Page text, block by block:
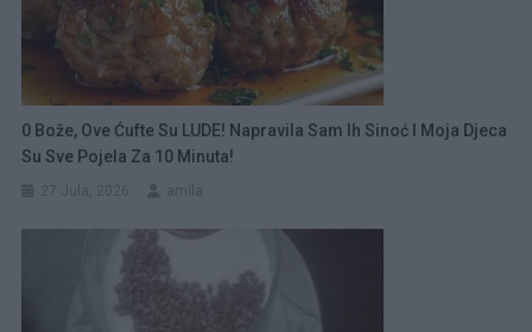
0 Bože, Ove Ćufte Su LUDE! Napravila Sam Ih Sinoć I Moja Djeca
Su Sve Pojela Za 10 Minuta!